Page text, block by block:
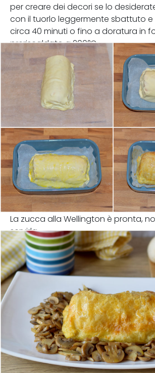
per creare dei decori se lo
con il tuorlo leggermente sbattuto
circa 40 minuti o fino a doratura in
preriscaldato a 200°C.
La zucca alla Wellington è pronta,
servirla.